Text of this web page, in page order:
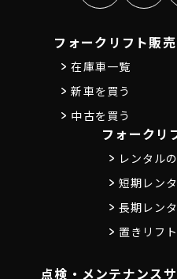
フォークリフト販売
在庫車一覧
新車を買う
中古を買う
フォークリ
レンタル
短期レン
長期レン
置きリフト
点検・メンテナンス